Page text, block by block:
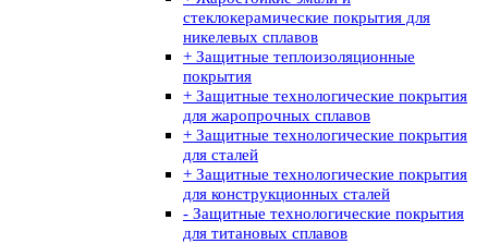
стеклокерамические покрытия для
никелевых сплавов
+ Защитные теплоизоляционные
покрытия
+ Защитные технологические покрытия
для жаропрочных сплавов
+ Защитные технологические покрытия
для сталей
+ Защитные технологические покрытия
для конструкционных сталей
- Защитные технологические покрытия
для титановых сплавов